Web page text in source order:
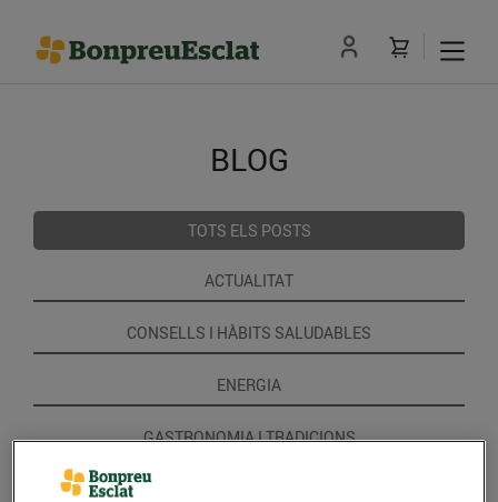
BLOG
TOTS ELS POSTS
ACTUALITAT
CONSELLS I HÀBITS SALUDABLES
ENERGIA
GASTRONOMIA I TRADICIONS